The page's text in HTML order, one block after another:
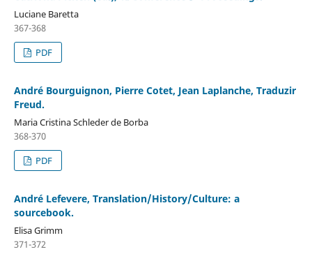
Luciane Baretta
367-368
PDF
André Bourguignon, Pierre Cotet, Jean Laplanche, Traduzir
Freud.
Maria Cristina Schleder de Borba
368-370
PDF
André Lefevere, Translation/History/Culture: a
sourcebook.
Elisa Grimm
371-372